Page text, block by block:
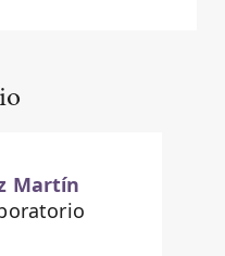
Martín